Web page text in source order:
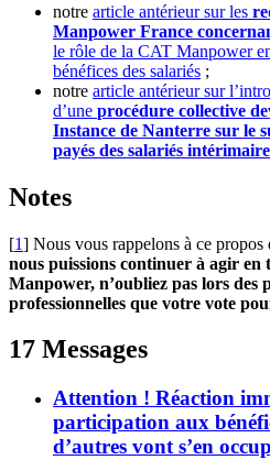
notre article antérieur sur les
Manpower France
le rôle de la CAT Manpower
bénéfices des salariés ;
notre article antérieur sur
d’une procédure collective
Instance de Nanterre sur le
payés des salariés
Notes
[1] Nous vous rappelons à ce propos
nous puissions continuer à agir en
Manpower, n’oubliez pas lors des
professionnelles que votre vote
17 Messages
Attention ! Réaction
participation aux
d’autres vont s’en